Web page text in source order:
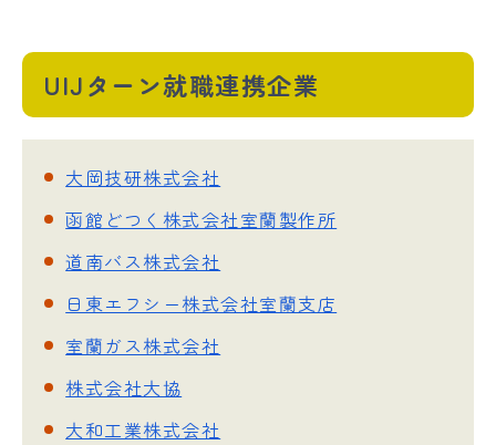
UIJターン就職連携企業
大岡技研株式会社
函館どつく株式会社室蘭製作所
道南バス株式会社
日東エフシー株式会社室蘭支店
室蘭ガス株式会社
株式会社大協
大和工業株式会社